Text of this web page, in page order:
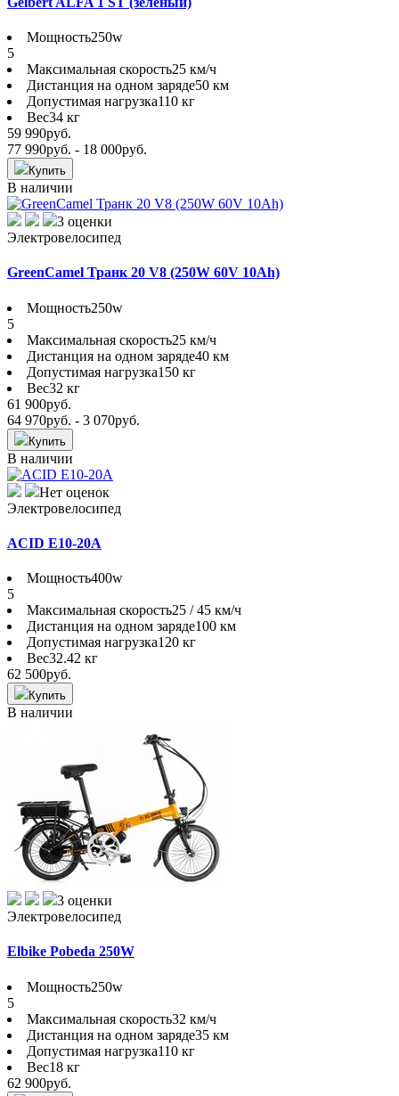
Мощность250w
5
Максимальная скорость25 км/ч
Дистанция на одном заряде50 км
Допустимая нагрузка110 кг
Вес34 кг
59 990руб.
77 990руб. - 18 000руб.
Купить
В наличии
3 оценки
Электровелосипед
GreenCamel Транк 20 V8 (250W 60V 10Ah)
Мощность250w
5
Максимальная скорость25 км/ч
Дистанция на одном заряде40 км
Допустимая нагрузка150 кг
Вес32 кг
61 900руб.
64 970руб. - 3 070руб.
Купить
В наличии
Нет оценок
Электровелосипед
ACID E10-20A
Мощность400w
5
Максимальная скорость25 / 45 км/ч
Дистанция на одном заряде100 км
Допустимая нагрузка120 кг
Вес32.42 кг
62 500руб.
Купить
В наличии
3 оценки
Электровелосипед
Elbike Pobeda 250W
Мощность250w
5
Максимальная скорость32 км/ч
Дистанция на одном заряде35 км
Допустимая нагрузка110 кг
Вес18 кг
62 900руб.